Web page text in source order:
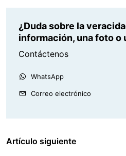
¿Duda sobre la
información, una foto o
Contáctenos
WhatsApp
Correo electrónico
Artículo siguiente